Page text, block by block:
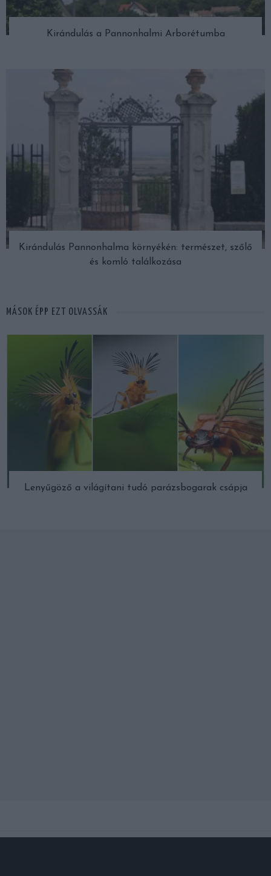
Kirándulás a Pannonhalmi Arborétumba
Kirándulás Pannonhalma környékén: természet, szőlő
és komló találkozása
MÁSOK ÉPP EZT OLVASSÁK
Lenyűgöző a világítani tudó parázsbogarak csápja